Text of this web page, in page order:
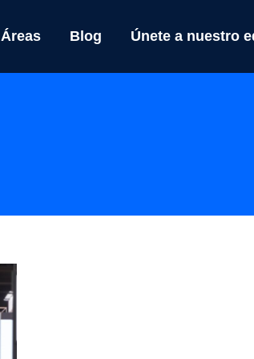
Áreas Blog Únete a nuestro